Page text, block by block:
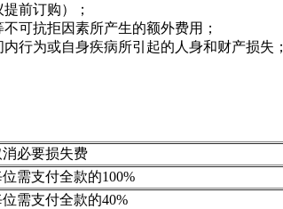
前订购）；
可抗拒因素所产生的额外费用；
行为或自身疾病所引起的人身和财产损失；
消必要损失费
需支付全款的100%
需支付全款的40%